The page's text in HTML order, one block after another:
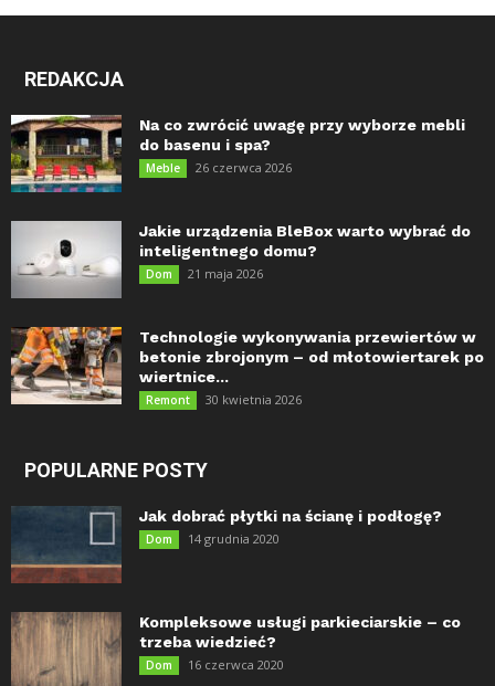
REDAKCJA
Na co zwrócić uwagę przy wyborze mebli
do basenu i spa?
Meble 26 czerwca 2026
Jakie urządzenia BleBox warto wybrać do
inteligentnego domu?
Dom 21 maja 2026
Technologie wykonywania przewiertów w
betonie zbrojonym – od młotowiertarek po
wiertnice...
Remont 30 kwietnia 2026
POPULARNE POSTY
Jak dobrać płytki na ścianę i podłogę?
Dom 14 grudnia 2020
Kompleksowe usługi parkieciarskie – co
trzeba wiedzieć?
Dom 16 czerwca 2020